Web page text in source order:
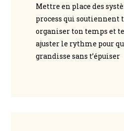
Mettre en place des
process qui soutiennent
organiser ton temps et
ajuster le rythme pour
grandisse sans t’épuiser